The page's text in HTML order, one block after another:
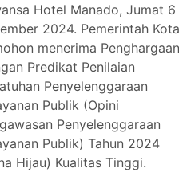
Hotel Manado, Jumat 6
2024. Pemerintah
menerima
Predikat Penilaian
Penyelenggaraan
Publik (Opini
Penyelenggaraan
Publik) Tahun 2024
Hijau) Kualitas Tinggi.